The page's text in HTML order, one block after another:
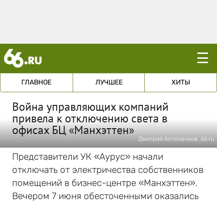
☰
ГЛАВНОЕ ЛУЧШЕЕ ХИТЫ
Война управляющих компаний
привела к отключению света в
офисах БЦ «Манхэттен»
Дмитрий Антоненков, 66.ru
Представители УК «Аурус» начали
отключать от электричества собственников
помещений в бизнес-центре «Манхэттен».
Вечером 7 июня обесточенными оказались